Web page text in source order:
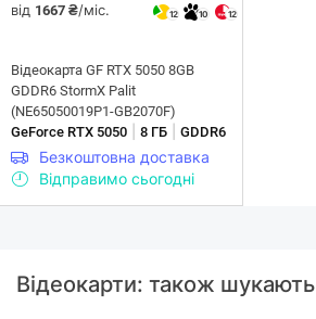
від 1667 ₴/міс. 12 10 12
Відеокарта GF RTX 5050 8GB
GDDR6 StormX Palit
(NE65050019P1-GB2070F)
GeForce RTX 5050
8 ГБ GDDR6
Безкоштовна доставка
Відправимо сьогодні
Відеокарти: також шукають